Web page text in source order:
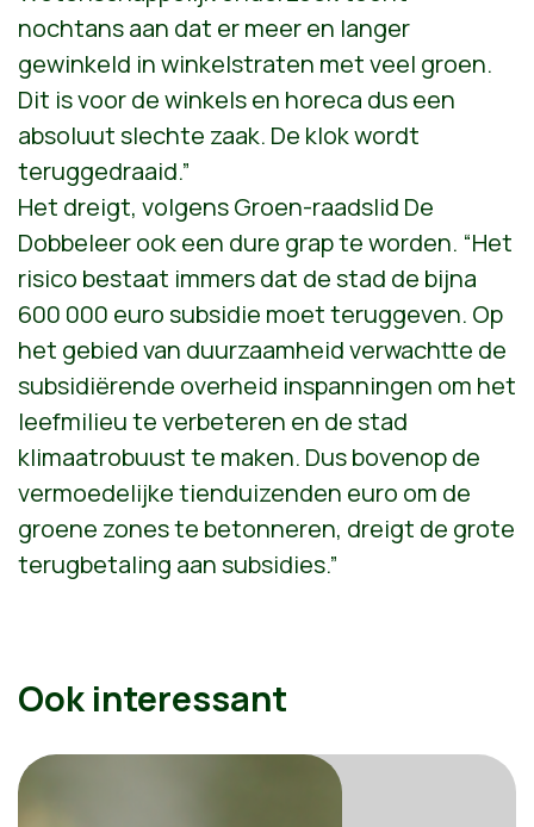
nochtans aan dat er meer en langer
gewinkeld in winkelstraten met veel groen.
Dit is voor de winkels en horeca dus een
absoluut slechte zaak. De klok wordt
teruggedraaid.”
Het dreigt, volgens Groen-raadslid De
Dobbeleer ook een dure grap te worden. “Het
risico bestaat immers dat de stad de bijna
600 000 euro subsidie moet teruggeven. Op
het gebied van duurzaamheid verwachtte de
subsidiërende overheid inspanningen om het
leefmilieu te verbeteren en de stad
klimaatrobuust te maken. Dus bovenop de
vermoedelijke tienduizenden euro om de
groene zones te betonneren, dreigt de grote
terugbetaling aan subsidies.”
Ook interessant